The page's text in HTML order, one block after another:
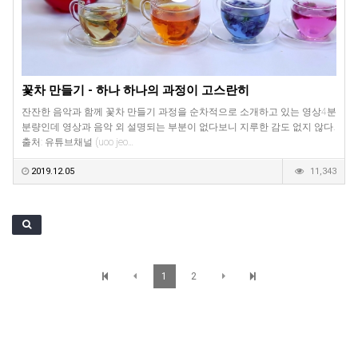
꽃차 만들기 - 하나 하나의 과정이 고스란히
잔잔한 음악과 함께 꽃차 만들기 과정을 순차적으로 소개하고 있는 영상4분
분량인데 영상과 음악 외 설명되는 부분이 없다보니 지루한 감도 없지 않다.
출처: 유튜브채널 (uoo jeo…
2019.12.05 11,343
1 2